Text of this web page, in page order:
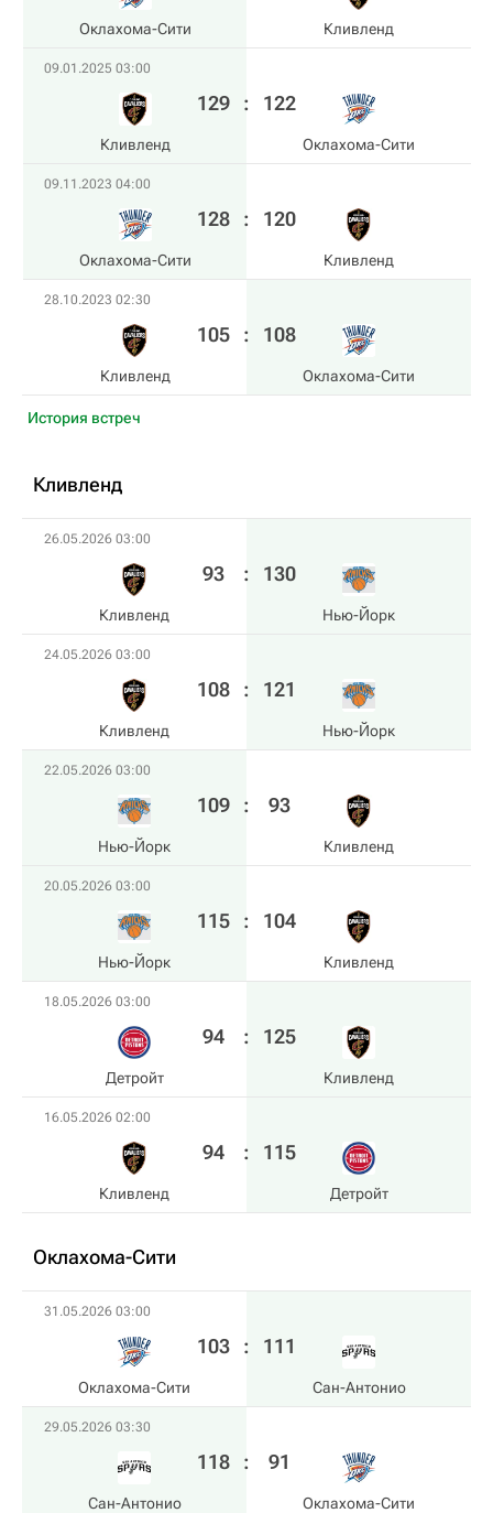
Оклахома-Сити Кливленд
09.01.2025 03:00
Кливленд
129 : 122
Оклахома-Сити
09.11.2023 04:00
Оклахома-Сити
128 : 120
Кливленд
28.10.2023 02:30
Кливленд
105 : 108
Оклахома-Сити
История встреч
Кливленд
26.05.2026 03:00
Кливленд
93 : 130
Нью-Йорк
24.05.2026 03:00
Кливленд
108 : 121
Нью-Йорк
22.05.2026 03:00
Нью-Йорк
109 : 93
Кливленд
20.05.2026 03:00
Нью-Йорк
115 : 104
Кливленд
18.05.2026 03:00
Детройт
94 : 125
Кливленд
16.05.2026 02:00
Кливленд
94 : 115
Детройт
Оклахома-Сити
31.05.2026 03:00
Оклахома-Сити
103 : 111
Сан-Антонио
29.05.2026 03:30
Сан-Антонио
118 : 91
Оклахома-Сити